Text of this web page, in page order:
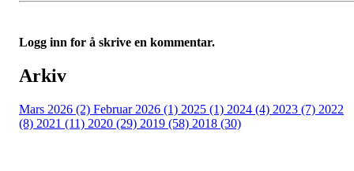
Logg inn for å skrive en kommentar.
Arkiv
Mars 2026 (2) Februar 2026 (1) 2025 (1) 2024 (4) 2023 (7) 2022
(8) 2021 (11) 2020 (29) 2019 (58) 2018 (30)